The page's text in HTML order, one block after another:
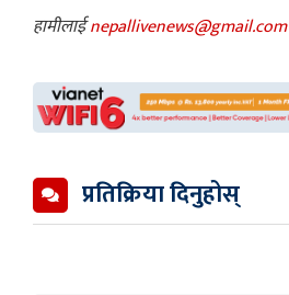
हामीलाईnepallivenews@gmail.com
प्रतिक्रिया दिनुहोस्